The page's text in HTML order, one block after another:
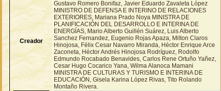
Creador
Gustavo Romero Bonifaz, Javier Eduardo Zavaleta López
MINISTRO DE DEFENSA E INTERINO DE RELACIONES
EXTERIORES, Mariana Prado Noya MINISTRA DE
PLANIFICACIÓN DEL DESARROLLO E INTERINA DE
ENERGÍAS, Mario Alberto Guillén Suárez, Luis Alberto
Sanchez Fernandez, Eugenio Rojas Apaza, Milton Claros
Hinojosa, Félix Cesar Navarro Miranda, Héctor Enrique Arce
Zaconeta, Héctor Andrés Hinojosa Rodríguez, Rodolfo
Edmundo Rocabado Benavides, Carlos Rene Ortuño Yañez,
Cesar Hugo Cocarico Yana, Wilma Alanoca Mamani
MINISTRA DE CULTURAS Y TURISMO E INTERINA DE
EDUCACIÓN, Gisela Karina López Rivas, Tito Rolando
Montaño Rivera.